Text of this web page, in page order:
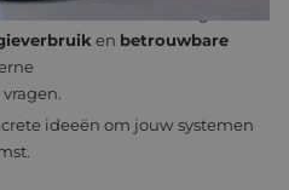
deze innovaties zorgen voor
en betrouwbare
ideeën om jouw systemen